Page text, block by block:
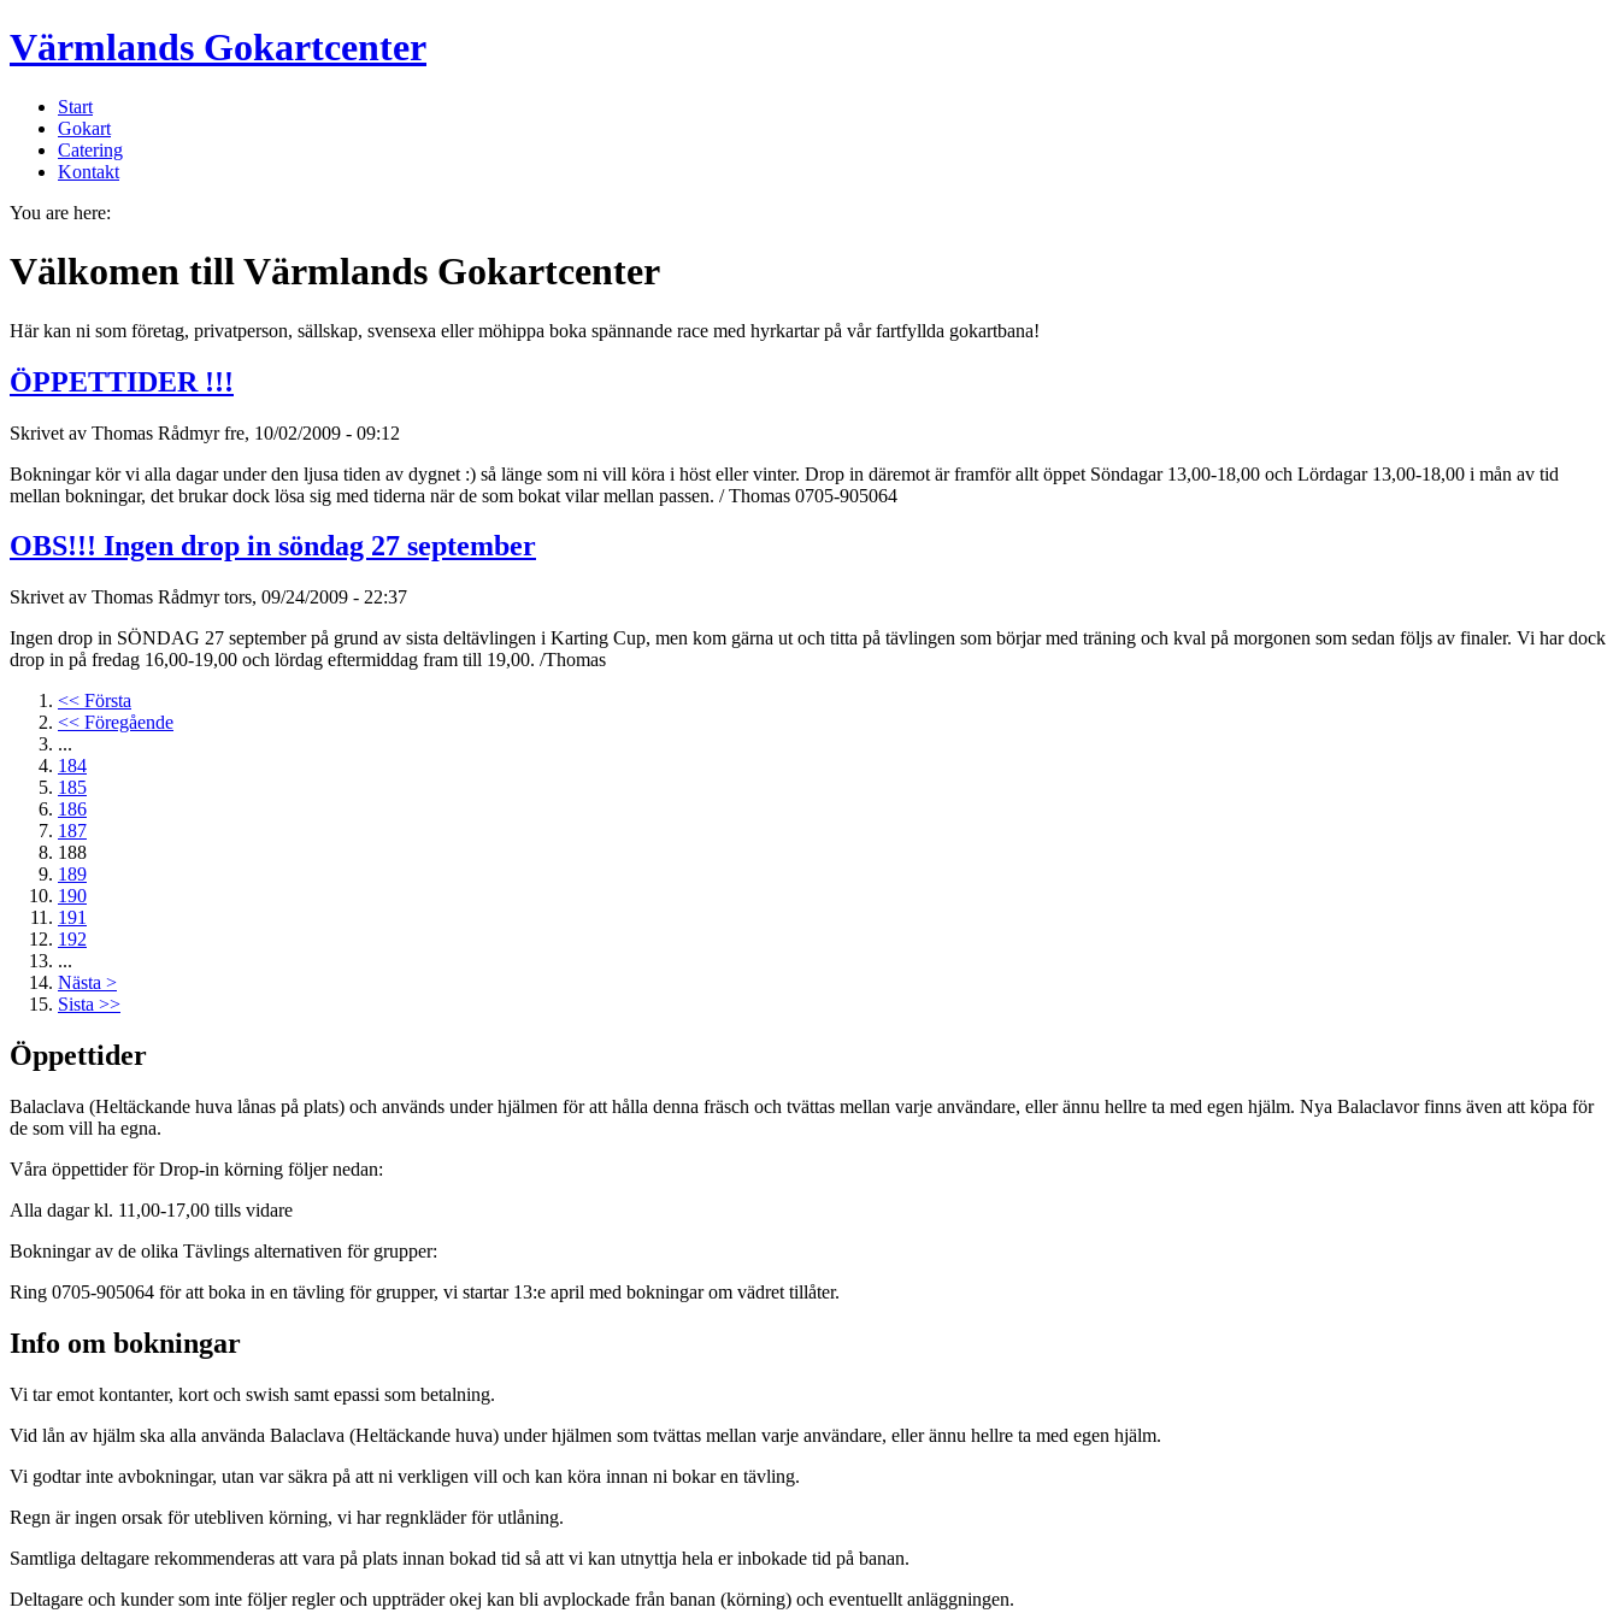
Värmlands Gokartcenter
Start
Gokart
Catering
Kontakt
You are here:
Välkomen till Värmlands Gokartcenter
Här kan ni som företag, privatperson, sällskap, svensexa eller möhippa boka spännande race med hyrkartar på vår fartfyllda gokartbana!
ÖPPETTIDER !!!
Skrivet av Thomas Rådmyr fre, 10/02/2009 - 09:12
Bokningar kör vi alla dagar under den ljusa tiden av dygnet :) så länge som ni vill köra i höst eller vinter. Drop in däremot är framför allt öppet Söndagar 13,00-18,00 och Lördagar 13,00-18,00 i mån av tid
mellan bokningar, det brukar dock lösa sig med tiderna när de som bokat vilar mellan passen. / Thomas 0705-905064
OBS!!! Ingen drop in söndag 27 september
Skrivet av Thomas Rådmyr tors, 09/24/2009 - 22:37
Ingen drop in SÖNDAG 27 september på grund av sista deltävlingen i Karting Cup, men kom gärna ut och titta på tävlingen som börjar med träning och kval på morgonen som sedan följs av finaler. Vi har dock
drop in på fredag 16,00-19,00 och lördag eftermiddag fram till 19,00. /Thomas
<< Första
<< Föregående
...
184
185
186
187
188
189
190
191
192
...
Nästa >
Sista >>
Öppettider
Balaclava (Heltäckande huva lånas på plats) och används under hjälmen för att hålla denna fräsch och tvättas mellan varje användare, eller ännu hellre ta med egen hjälm. Nya Balaclavor finns även att köpa för
de som vill ha egna.
Våra öppettider för Drop-in körning följer nedan:
Alla dagar kl. 11,00-17,00 tills vidare
Bokningar av de olika Tävlings alternativen för grupper:
Ring 0705-905064 för att boka in en tävling för grupper, vi startar 13:e april med bokningar om vädret tillåter.
Info om bokningar
Vi tar emot kontanter, kort och swish samt epassi som betalning.
Vid lån av hjälm ska alla använda Balaclava (Heltäckande huva) under hjälmen som tvättas mellan varje användare, eller ännu hellre ta med egen hjälm.
Vi godtar inte avbokningar, utan var säkra på att ni verkligen vill och kan köra innan ni bokar en tävling.
Regn är ingen orsak för utebliven körning, vi har regnkläder för utlåning.
Samtliga deltagare rekommenderas att vara på plats innan bokad tid så att vi kan utnyttja hela er inbokade tid på banan.
Deltagare och kunder som inte följer regler och uppträder okej kan bli avplockade från banan (körning) och eventuellt anläggningen.